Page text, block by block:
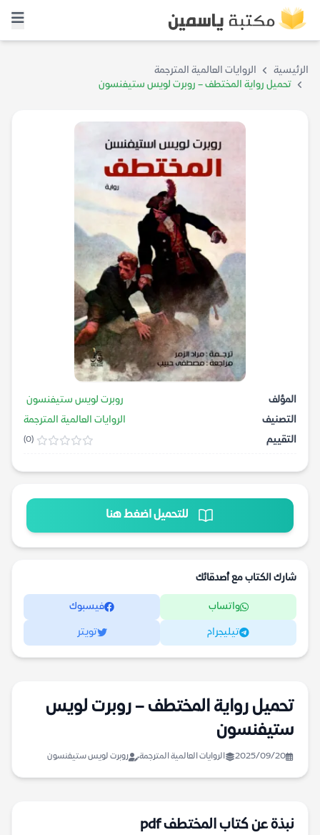
الرئيسية
الروايات العالمية المترجمة
تحميل رواية المختطف – روبرت لويس ستيفنسون
المؤلف
روبرت لويس ستيفنسون
التصنيف
الروايات العالمية المترجمة
التقييم
(0)
للتحميل اضغط هنا
شارك الكتاب مع أصدقائك
واتساب فيسبوك
تيليجرام تويتر
تحميل رواية المختطف – روبرت لويس
ستيفنسون
2025/09/20 الروايات العالمية المترجمة روبرت لويس ستيفنسون
نبذة عن كتاب المختطف pdf